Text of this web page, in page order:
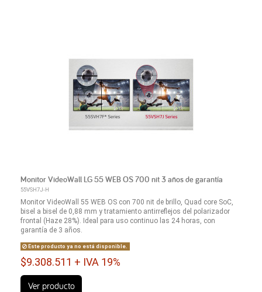
Monitor VideoWall LG 55 WEB OS 700 nit 3 años de garantía
55VSH7J-H
Monitor VideoWall 55 WEB OS con 700 nit de brillo, Quad core SoC,
bisel a bisel de 0,88 mm y tratamiento antirreflejos del polarizador
frontal (Haze 28%). Ideal para uso continuo las 24 horas, con
garantía de 3 años.
Este producto ya no está disponible.
$9.308.511 + IVA 19%
Ver producto